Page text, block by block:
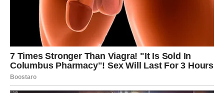
Na poslovnom planu, zvezde vam savetuju da
jasno pokažete koliko vredite
. Predugo ste bili korektni,
popustljivi i spremni da preuzmete više nego što vam
pripada. Iduća nedelja donosi situaciju u kojoj ćete morati
da kažete „ne“ – i to će vam doneti poštovanje, čak i ako
se u prvi mah ne čini tako.